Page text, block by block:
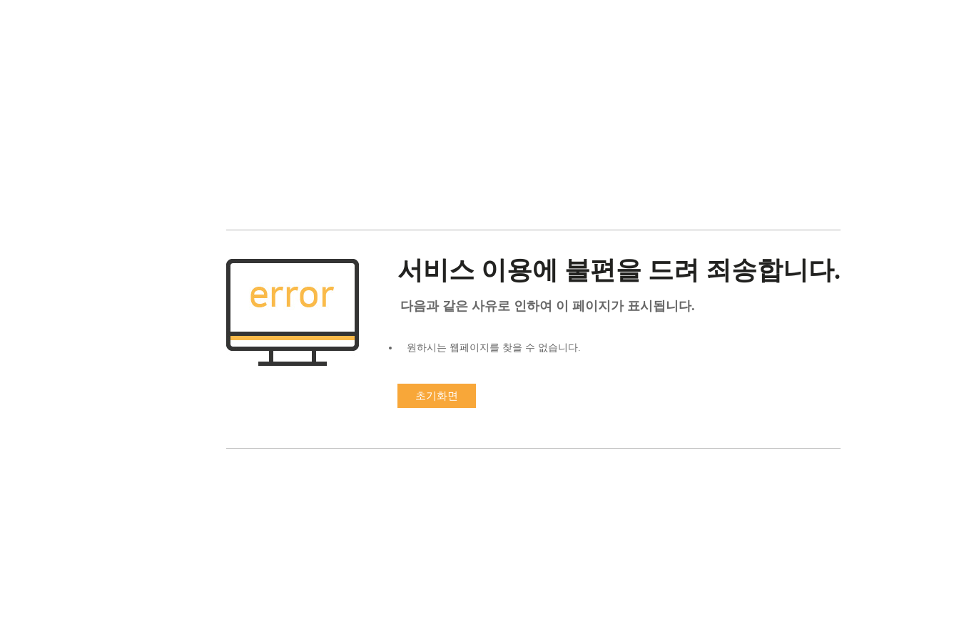
서비스 이용에 불편을 드려 죄송합니다.
다음과 같은 사유로 인하여 이 페이지가 표시됩니다.
원하시는 웹페이지를 찾을 수 없습니다.
초기화면